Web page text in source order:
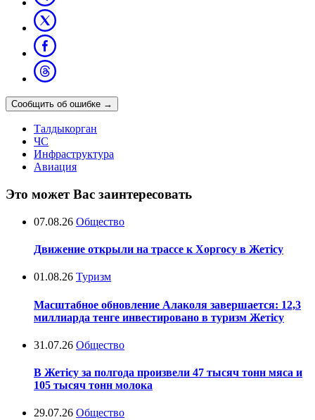
Сообщить об ошибке →
Талдыкорган
ЧС
Инфраструктура
Авиация
Это может Вас заинтересовать
07.08.26 Общество
Движение открыли на трассе к Хоргосу в Жетісу
01.08.26 Туризм
Масштабное обновление Алаколя завершается: 12,3
миллиарда тенге инвестировано в туризм Жетісу
31.07.26 Общество
В Жетісу за полгода произвели 47 тысяч тонн мяса и
105 тысяч тонн молока
29.07.26 Общество